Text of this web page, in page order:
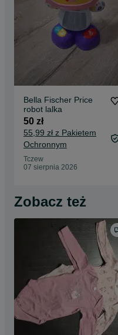
Bella Fischer Price
robot lalka
50 zł
55,99 zł z Pakietem
Ochronnym
Tczew
07 sierpnia 2026
Zobacz też